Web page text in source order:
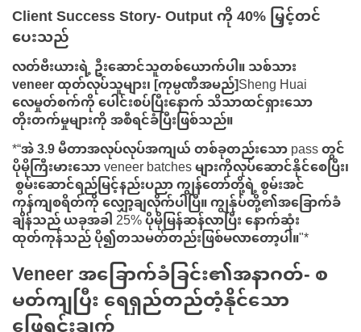
Client Success Story- Output ကို 40% မြှင့်တင်
ပေးသည်
လတ်ဗီးယားရဲ့ ဦးဆောင်သူတစ်ယောက်ပါ။သစ်သား
veneerထုတ်လုပ်သူများ၊[ကုမ္ပဏီအမည်]Sheng Huai
လေမှုတ်စက်ကို ပေါင်းစပ်ပြီးနောက် သိသာထင်ရှားသော
တိုးတက်မှုများကို အစီရင်ခံပြီးဖြစ်သည်။
*“အဲ3.9 မီတာအလုပ်လုပ်အကျယ်တစ်ခုတည်းသော pass တွင်
ပိုမိုကြီးမားသော veneer batches များကိုလုပ်ဆောင်နိုင်စေပြီး၊
စွမ်းဆောင်ရည်မြင့်နည်းပညာကျွန်တော်တို့ရဲ့ စွမ်းအင်
ကုန်ကျစရိတ်ကို လျှော့ချလိုက်ပါပြီ။ ကျွန်ုပ်တို့၏အခြောက်ခံ
ချိန်သည် ယခုအခါ 25% ပိုမိုမြန်ဆန်လာပြီး နောက်ဆုံး
ထုတ်ကုန်သည် ပို၍တသမတ်တည်းဖြစ်မလာတော့ပါ။"*
Veneer အခြောက်ခံခြင်း၏အနာဂတ်- စ
မတ်ကျပြီး ရေရှည်တည်တံ့နိုင်သော